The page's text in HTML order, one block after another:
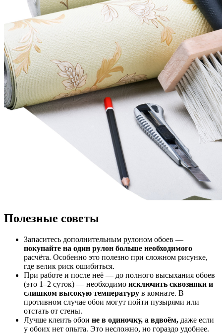
Полезные советы
Запаситесь дополнительным рулоном обоев —
покупайте на один рулон больше необходимого
расчёта. Особенно это полезно при сложном рисунке,
где велик риск ошибиться.
При работе и после неё — до полного высыхания обоев
(это 1–2 суток) — необходимо исключить сквозняки и
слишком высокую температуру в комнате. В
противном случае обои могут пойти пузырями или
отстать от стены.
Лучше клеить обои не в одиночку, а вдвоём, даже если
у обоих нет опыта. Это несложно, но гораздо удобнее.